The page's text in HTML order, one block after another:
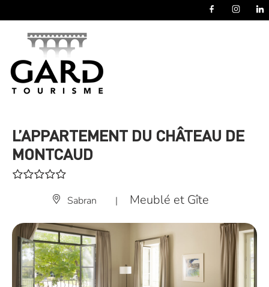
L’APPARTEMENT DU CHÂTEAU DE
MONTCAUD
Sabran | Meublé et Gîte